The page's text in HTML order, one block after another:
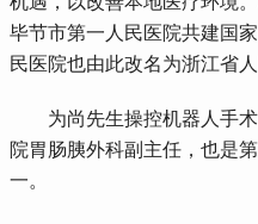
毕节市第一人民医院共建国
民医院也由此改名为浙江省
为尚先生操控机器人手术
院胃肠胰外科副主任，也是
一。